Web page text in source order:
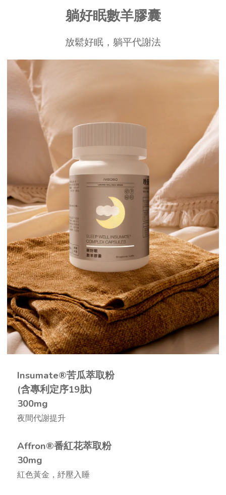
躺好眠數羊膠囊
放鬆好眠，躺平代謝法
Insumate®苦瓜萃取粉
(含專利定序19肽)
300mg
夜間代謝提升
Affron®番紅花萃取粉
30mg
紅色黃金，紓壓入睡